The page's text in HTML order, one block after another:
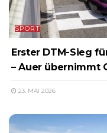
SPORT
Erster DTM-Sieg
– Auer übernimmt
23. MAI 2026